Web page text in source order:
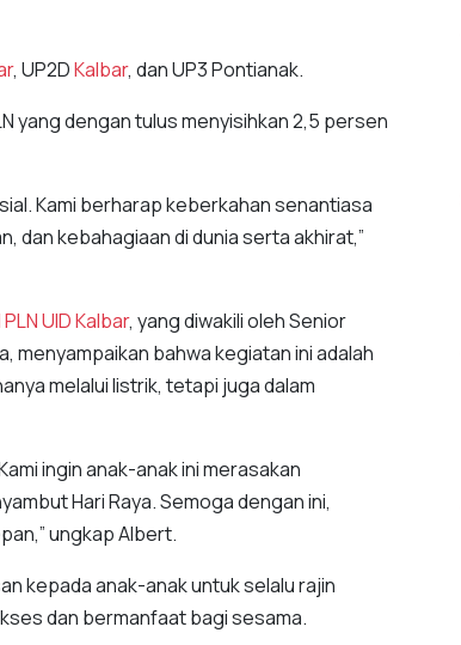
, UP2DKalbar, dan UP3 Pontianak.
yang dengan tulus menyisihkan 2,5 persen
Kami berharap keberkahan senantiasa
dan kebahagiaan di dunia serta akhirat,”
PLN UIDKalbar, yang diwakili oleh Senior
menyampaikan bahwa kegiatan ini adalah
melalui listrik, tetapi juga dalam
ingin anak-anak ini merasakan
Hari Raya. Semoga dengan ini,
ungkap Albert.
kepada anak-anak untuk selalu rajin
dan bermanfaat bagi sesama.